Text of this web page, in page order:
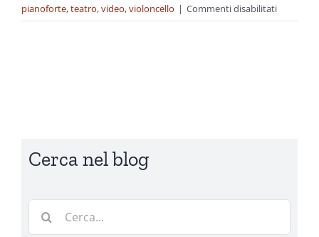
pianoforte,teatro,video,violoncello | Commenti disabilitatisu
Cerca nel blog
Cerca